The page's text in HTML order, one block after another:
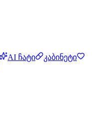
AI ჩატი
კაბინეტი